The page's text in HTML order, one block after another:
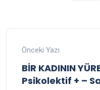
Önceki Yazı
BİR KADININ
Psikolektif + –